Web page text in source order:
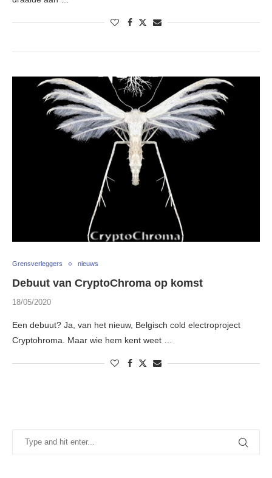
Grensverleggers nieuws
Debuut van CryptoChroma op komst
18/05/2020
Een debuut? Ja, van het nieuw, Belgisch cold electroproject
Cryptohroma. Maar wie hem kent weet …